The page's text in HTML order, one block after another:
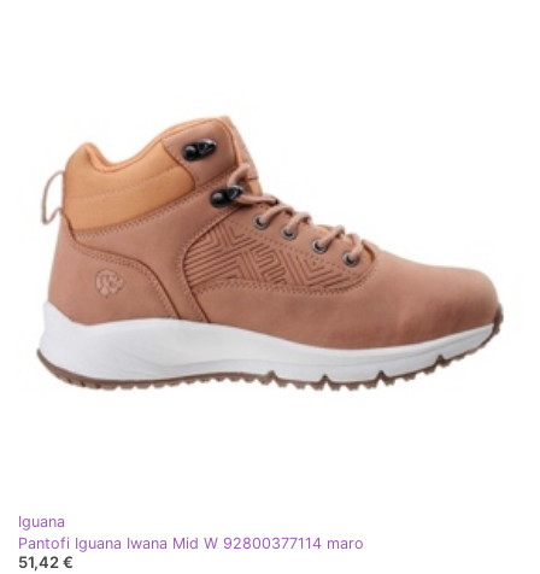
Iguana
Pantofi Iguana Iwana Mid W 92800377114 maro
51,42 €